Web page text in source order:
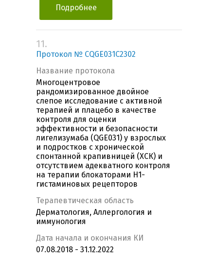
Подробнее
11.
Протокол № CQGE031C2302
Название протокола
Многоцентровое
рандомизированное двойное
слепое исследование с активной
терапией и плацебо в качестве
контроля для оценки
эффективности и безопасности
лигелизумаба (QGE031) у взрослых
и подростков с хронической
спонтанной крапивницей (ХСК) и
отсутствием адекватного контроля
на терапии блокаторами H1-
гистаминовых рецепторов
Терапевтическая область
Дерматология, Аллергология и
иммунология
Дата начала и окончания КИ
07.08.2018 - 31.12.2022